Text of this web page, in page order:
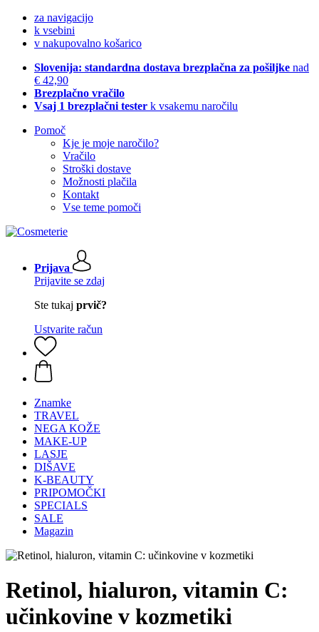
za navigacijo
k vsebini
v nakupovalno košarico
Slovenija: standardna dostava brezplačna za pošiljke nad
€ 42,90
Brezplačno vračilo
Vsaj 1 brezplačni tester k vsakemu naročilu
Pomoč
Kje je moje naročilo?
Vračilo
Stroški dostave
Možnosti plačila
Kontakt
Vse teme pomoči
Prijava
Prijavite se zdaj
Ste tukaj prvič?
Ustvarite račun
Znamke
TRAVEL
NEGA KOŽE
MAKE-UP
LASJE
DIŠAVE
K-BEAUTY
PRIPOMOČKI
SPECIALS
SALE
Magazin
Retinol, hialuron, vitamin C:
učinkovine v kozmetiki